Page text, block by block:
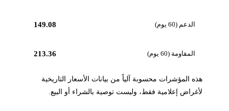
الدعم (60 يوم) 149.08
المقاومة (60 يوم) 213.36
هذه المؤشرات محسوبة آلياً من بيانات الأسعار التاريخية
لأغراض إعلامية فقط، وليست توصية بالشراء أو البيع.